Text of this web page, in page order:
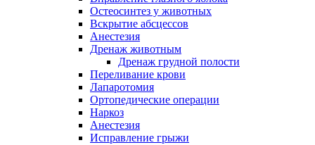
Остеосинтез у животных
Вскрытие абсцессов
Анестезия
Дренаж животным
Дренаж грудной полости
Переливание крови
Лапаротомия
Ортопедические операции
Наркоз
Анестезия
Исправление грыжи